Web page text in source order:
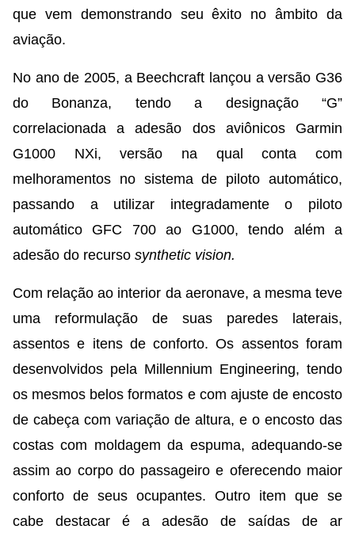
que vem demonstrando seu êxito no âmbito da
aviação.
No ano de 2005, a Beechcraft lançou a versão G36
do Bonanza, tendo a designação “G”
correlacionada a adesão dos aviônicos Garmin
G1000 NXi, versão na qual conta com
melhoramentos no sistema de piloto automático,
passando a utilizar integradamente o piloto
automático GFC 700 ao G1000, tendo além a
adesão do recurso synthetic vision.
Com relação ao interior da aeronave, a mesma teve
uma reformulação de suas paredes laterais,
assentos e itens de conforto. Os assentos foram
desenvolvidos pela Millennium Engineering, tendo
os mesmos belos formatos e com ajuste de encosto
de cabeça com variação de altura, e o encosto das
costas com moldagem da espuma, adequando-se
assim ao corpo do passageiro e oferecendo maior
conforto de seus ocupantes. Outro item que se
cabe destacar é a adesão de saídas de ar